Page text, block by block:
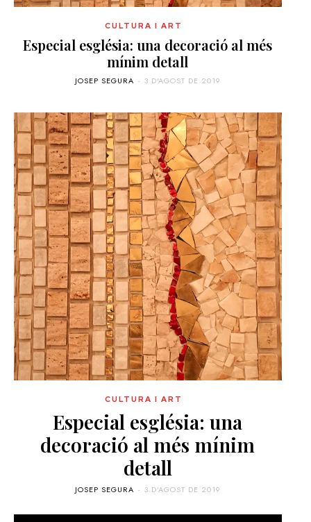
CULTURA I ART
Especial església: una decoració al més
mínim detall
JOSEP SEGURA - 3 D'AGOST DE 2019
CULTURA I ART
Especial església: una
decoració al més mínim
detall
JOSEP SEGURA - 3 D'AGOST DE 2019